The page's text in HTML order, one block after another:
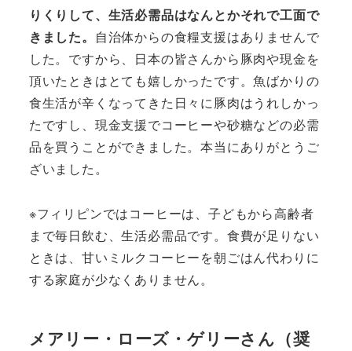
りくりして、生活必需品はなんとかそれで工面で
きました。 自治体からの食糧支援はありませんで
した。ですから、日本の皆さんから豚肉や現金を
頂いたときはとても嬉しかったです。魚ばかりの
食生活が辛くなってきた日々に豚肉はうれしかっ
たですし、現金支援でコーヒーや砂糖などの必需
品を買うことができました。本当にありがとうご
ざいました。
※フィリピンではコーヒーは、子どもから高齢者
まで毎日飲む、生活必需品です。食費が足りない
ときは、甘いミルクコーヒーを朝ごはん代わりに
する家庭が少なくありません。
メアリー・ローズ・ゲリーさん（奨